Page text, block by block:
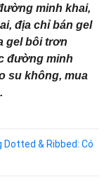
minh khai,
địa chỉ bán gel
gel bôi trơn
đường minh
su không, mua
Dotted & Ribbed: Có